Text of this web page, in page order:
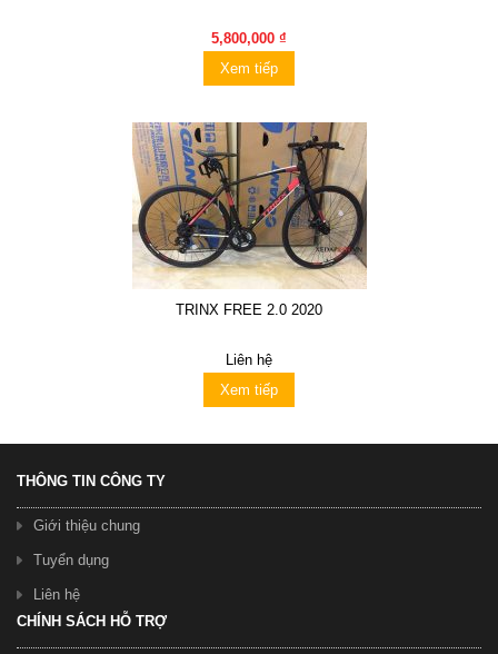
5,800,000 ₫
Xem tiếp
TRINX FREE 2.0 2020
Liên hệ
Xem tiếp
THÔNG TIN CÔNG TY
Giới thiệu chung
Tuyển dụng
Liên hệ
CHÍNH SÁCH HỖ TRỢ